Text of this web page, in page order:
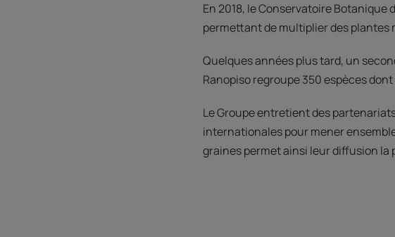
En 2018, le Conservatoire
permettant de multiplier des plantes
Quelques années plus tard, un
Ranopiso regroupe 350 espèces
Le Groupe entretient des
internationales pour mener
graines permet ainsi leur diffusion la